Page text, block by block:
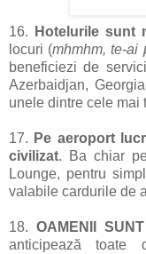
16. Hotelurile sunt
locuri (mhmhm, te-ai
beneficiezi de
Azerbaidjan,
unele dintre cele mai
17. Pe aeroport
civilizat. Ba chiar
Lounge, pentru
valabile cardurile de
18. OAMENII
anticipează